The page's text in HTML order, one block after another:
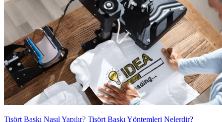
Tişört Baskı Nasıl Yapılır? Tişört Baskı Yöntemleri Nelerdir?